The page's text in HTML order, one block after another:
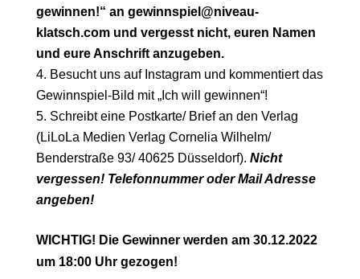
gewinnen!“ an gewinnspiel@niveau-
klatsch.com und vergesst nicht, euren Namen
und eure Anschrift anzugeben.
Besucht uns auf Instagram und kommentiert das
Gewinnspiel-Bild mit „Ich will gewinnen“!
Schreibt eine Postkarte/ Brief an den Verlag
(LiLoLa Medien Verlag Cornelia Wilhelm/
Benderstraße 93/ 40625 Düsseldorf). Nicht
vergessen! Telefonnummer oder Mail Adresse
angeben!
WICHTIG! Die Gewinner werden am 30.12.2022
um 18:00 Uhr gezogen!